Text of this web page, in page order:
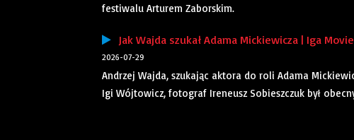
festiwalu Arturem Zaborskim.
Jak Wajda szukał Adama Mickiewicza | Iga Movie
2026-07-29
Andrzej Wajda, szukając aktora do roli Adama
Igi Wójtowicz, fotograf Ireneusz Sobieszczuk był